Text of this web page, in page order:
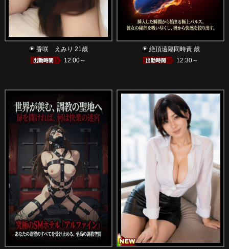
香咲 えみり 21歳
12:00～
絶頂遠隔同時責 歳
12:30～